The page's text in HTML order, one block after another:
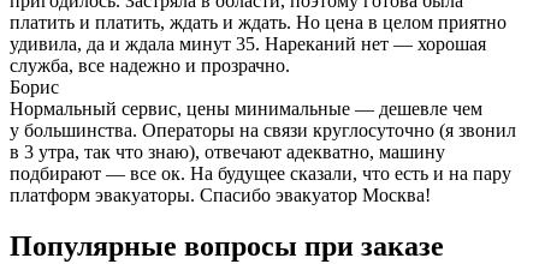
платить и платить, ждать и ждать. Но цена в целом приятно
удивила, да и ждала минут 35. Нареканий нет — хорошая
служба, все надежно и прозрачно.
Борис
Нормальный сервис, цены минимальные — дешевле чем
у большинства. Операторы на связи круглосуточно (я звонил
в 3 утра, так что знаю), отвечают адекватно, машину
подбирают — все ок. На будущее сказали, что есть и на пару
платформ эвакуаторы. Спасибо эвакуатор Москва!
Популярные вопросы при заказе